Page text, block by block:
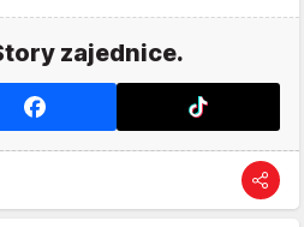
zajednice.